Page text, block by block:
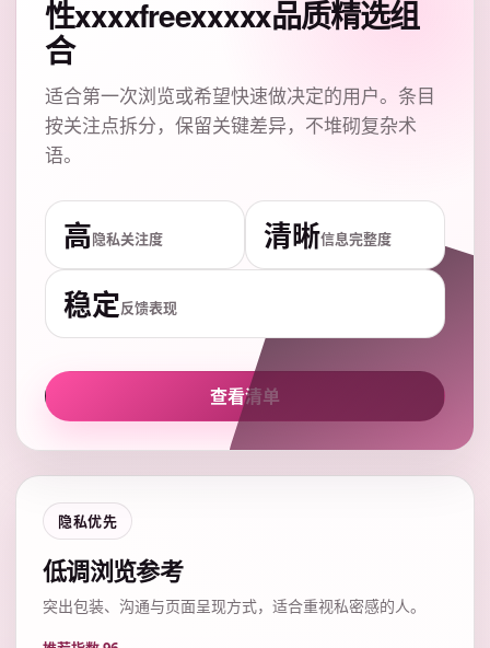
性xxxxfreexxxxx品质精选组
合
适合第一次浏览或希望快速做决定的用户。条目
按关注点拆分，保留关键差异，不堆砌复杂术
语。
高隐私关注度 清晰信息完整度
稳定反馈表现
查看清单
隐私优先
低调浏览参考
突出包装、沟通与页面呈现方式，适合重视私密感的人。